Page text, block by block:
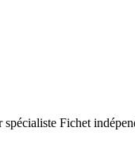
Fichet